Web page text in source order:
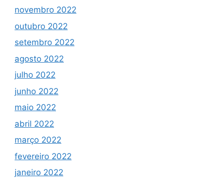
novembro 2022
outubro 2022
setembro 2022
agosto 2022
julho 2022
junho 2022
maio 2022
abril 2022
março 2022
fevereiro 2022
janeiro 2022